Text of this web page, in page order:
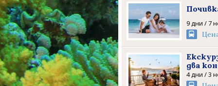
9 дни / 7
два
4 дни / 3